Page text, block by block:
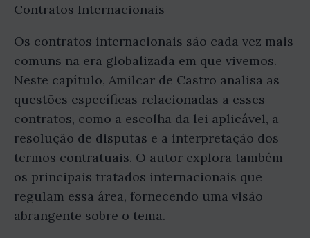
Contratos Internacionais
Os contratos internacionais são cada vez mais
comuns na era globalizada em que vivemos.
Neste capítulo, Amilcar de Castro analisa as
questões específicas relacionadas a esses
contratos, como a escolha da lei aplicável, a
resolução de disputas e a interpretação dos
termos contratuais. O autor explora também
os principais tratados internacionais que
regulam essa área, fornecendo uma visão
abrangente sobre o tema.